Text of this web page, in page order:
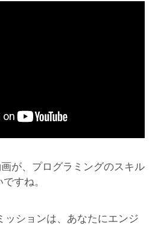
が、プログラミングのスキル
すね。
ッションは、あなたにエンジ